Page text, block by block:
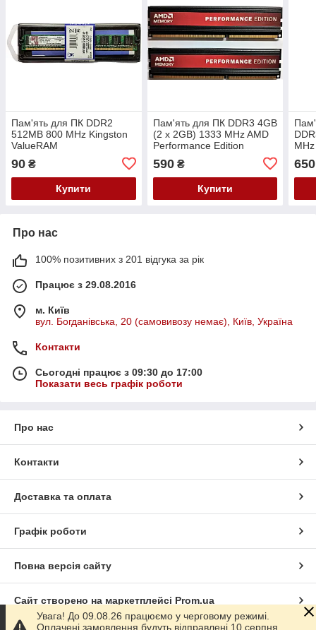
Пам'ять для ПК DDR2
512MB 800 MHz Kingston
ValueRAM
90 ₴
Купити
Пам'ять для ПК DDR3 4GB
(2 x 2GB) 1333 MHz AMD
Performance Edition
590₴
Купити
650
Про нас
100% позитивних з 201 відгука за рік
Працює з 29.08.2016
м. Київ
вул. Богданівська, 20 (самовивозу немає), Київ, Україна
Контакти
Сьогодні працює з 09:30 до 17:00
Показати весь графік роботи
Про нас
Контакти
Доставка та оплата
Графік роботи
Повна версія сайту
Сайт створено на маркетплейсі Prom.ua
Увага! До 09.08.26 працюємо у черговому режимі.
Оплачені замовлення будуть відправлені 10 серпня.